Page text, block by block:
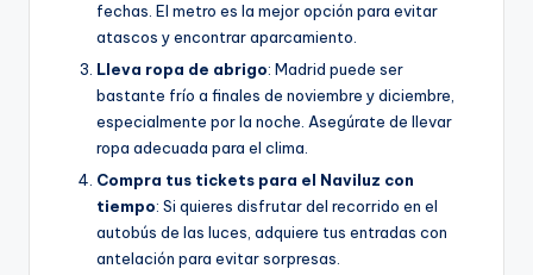
fechas. El metro es la mejor opción para evitar
atascos y encontrar aparcamiento.
Lleva ropa de abrigo: Madrid puede ser
bastante frío a finales de noviembre y diciembre,
especialmente por la noche. Asegúrate de llevar
ropa adecuada para el clima.
Compra tus tickets para el Naviluz con
tiempo: Si quieres disfrutar del recorrido en el
autobús de las luces, adquiere tus entradas con
antelación para evitar sorpresas.